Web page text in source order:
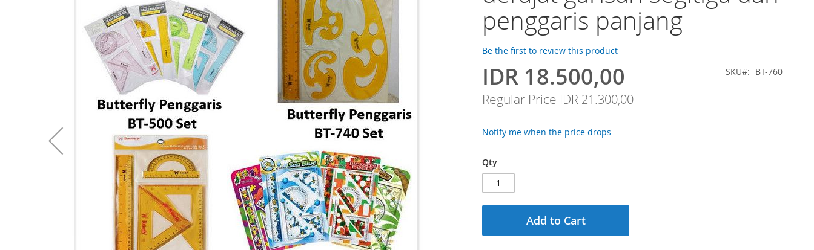
penggaris panjang
Be the first to review this product
Special
Price
IDR 18.500,00
Regular Price IDR 21.300,00
SKU BT-760
Notify me when the price drops
Qty
Add to Cart